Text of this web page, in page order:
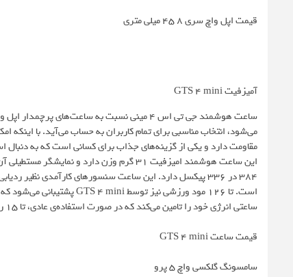
قیمت اپل واچ سری ۸ ۴۵ میلی متری
آمیزفیت GTS 4 mini
ساعت هوشمند جی تی اس ۴ مینی نسبت به
می‌شود، انتخاب مناسبی برای تمام کاربران به حساب می‌آید. با اینکه
مقاومت دارد و یکی از گزینه‌های جذاب برای کسانی است که به
۳۸۴ در ۳۳۶ پیکسل دارد. این ساعت سنسورهای کارآمدی
ساعتی انرژی خود را تامین می‌کند که در صورت استفاده‌ی عادی، تا ۱۵ روز ماندگار است و استفاده‌ی سنگین نیز باتری را تا ۸ روز نگه می‌دارد.
قیمت ساعت GTS 4 mini
سامسونگ گلکسی واچ ۵ پرو